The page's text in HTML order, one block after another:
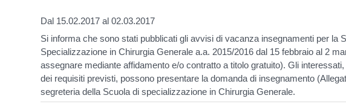
Dal 15.02.2017 al 02.03.2017
Si informa che sono stati pubblicati gli avvisi di vacanza insegnamenti per la
Specializzazione in Chirurgia Generale a.a. 2015/2016 dal 15 febbraio al 2
assegnare mediante affidamento e/o contratto a titolo gratuito). Gli
dei requisiti previsti, possono presentare la domanda di insegnamento
segreteria della Scuola di specializzazione in Chirurgia Generale.